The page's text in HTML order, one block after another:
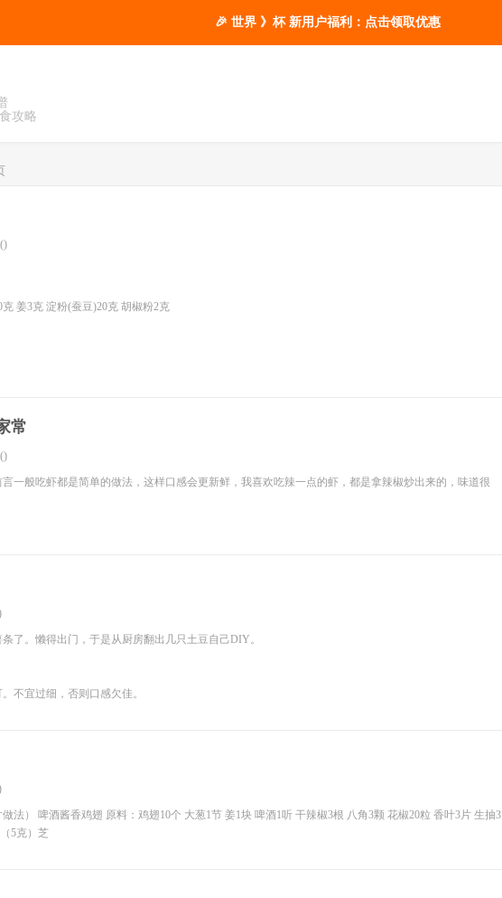
攻略
)
姜3克 淀粉(蚕豆)20克 胡椒粉2克
常
)
一般吃虾都是简单的做法，这样口感会更新鲜，我喜欢吃辣一点的虾，都是拿辣椒炒出来的，味道很
了。懒得出门，于是从厨房翻出几只土豆自己DIY。
不宜过细，否则口感欠佳。
法） 啤酒酱香鸡翅 原料：鸡翅10个 大葱1节 姜1块 啤酒1听 干辣椒3根 八角3颗 花椒20粒 香叶3片 生抽3
5克）芝
🎉 世界 》杯 新用户福利：点击领取优惠